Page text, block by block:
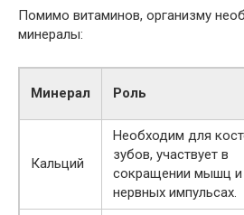
Помимо витаминов, организму
минералы:
Минерал Роль
Кальций
Необходим для
зубов, участвует в
сокращении мышц и
нервных импульсах.